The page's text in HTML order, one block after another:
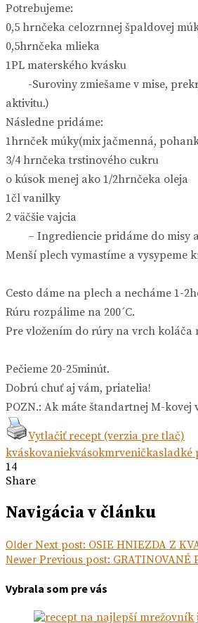
Potrebujeme:
0,5 hrnčeka celozrnnej špaldovej
0,5hrnčeka mlieka
1PL materského kvásku
-Suroviny zmiešame v mise,
aktivitu.)
Následne pridáme:
1hrnček múky(mix jačmenná,
3/4 hrnčeka trstinového cukru
o kúsok menej ako 1/2hrnčeka oleja
1čl vanilky
2 väčšie vajcia
– Ingrediencie pridáme do misy a
Menší plech vymastíme a vysypeme
Cesto dáme na plech a necháme 1-
Rúru rozpálime na 200´C.
Pre vložením do rúry na vrch koláča
Pečieme 20-25minút.
Dobrú chuť aj vám, priatelia!
POZN.: Ak máte štandartnej M-kovej
Vytlačiť recept (verzia pre tlač)
kváskovaniekvásokmrveničkasladké
14
Share
Navigácia v článku
Older Next post: OSIE HNIEZDA Z
Newer Previous post: GRATINOVANÉ
Vybrala som pre vás